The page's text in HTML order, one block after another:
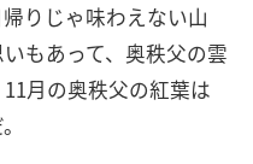
りじゃ味わえない山
もあって、奥秩父の雲
月の奥秩父の紅葉は